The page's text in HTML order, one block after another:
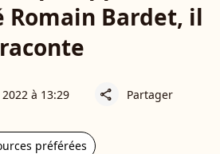
Bardet, il
raconte
à 13:29 share Partager
préférées